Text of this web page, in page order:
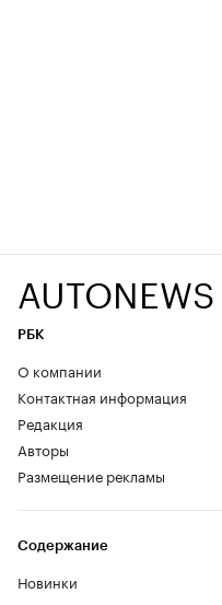
AUTONEWS
РБК
О компании
Контактная информация
Редакция
Авторы
Размещение рекламы
Содержание
Новинки